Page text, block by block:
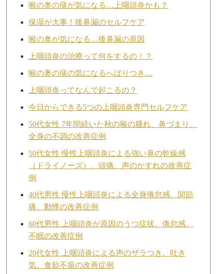
喉の奥の痰が気になる…上咽頭炎かも？
保湿が大事！後鼻漏のセルフケア
喉の奥が気になる…後鼻漏の原因
上咽頭炎の治療って何をするの！？
喉の奥の痰の気になるへばりつき…
上咽頭炎ってなんで起こるの？
今日からできる5つの上咽頭炎専門セルフケア
50代女性 7年間続いた秋の喉の腫れ、鼻づまり、
全身の不調の改善症例
50代女性 慢性上咽頭炎による強い鼻の乾燥感
（ドライノーズ）、頭痛、声のかすれの改善症
例
40代男性 慢性上咽頭炎による全身倦怠感、関節
痛、動悸の改善症例
60代男性 上咽頭炎が原因のうつ症状、倦怠感、
不眠の改善症例
20代女性 上咽頭炎による声のザラつき、吐き
気、食欲不振の改善症例